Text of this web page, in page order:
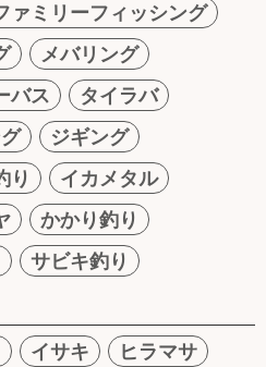
ァミリーフィッシング
メバリング
バス
タイラバ
ジギング
り
イカメタル
かかり釣り
サビキ釣り
イサキ
ヒラマサ